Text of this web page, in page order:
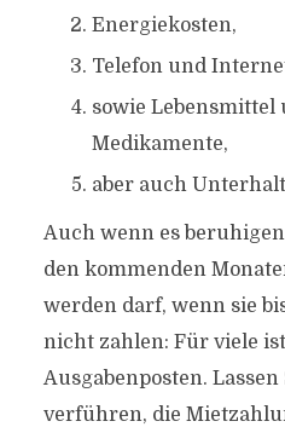
Energiekosten,
Telefon und
sowie Lebensmittel
Medikamente,
aber auch
Auch wenn es
den kommenden
werden darf, wenn sie
nicht zahlen: Für viele
Ausgabenposten.
verführen, die